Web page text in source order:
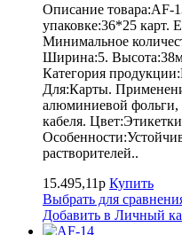
Описание товара:AF-
упаковке:36*25 карт.
Минимальное
Ширина:5.
Категория
Для:Карты.
алюминиевой фольги,
кабеля.
растворителей..
15.495,11р Купить
Выбрать для
Добавить в Личный